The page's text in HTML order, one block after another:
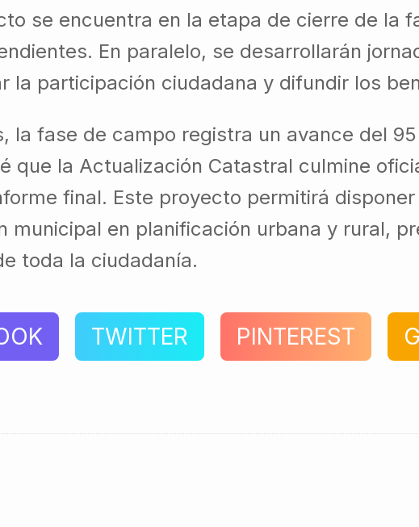
se encuentra en la etapa de cierre de la
En paralelo, se desarrollarán
la participación ciudadana y difundir los
la fase de campo registra un avance del
que la Actualización Catastral culmine
final. Este proyecto permitirá
municipal en planificación urbana y rural,
toda la ciudadanía.
TWITTER PINTEREST